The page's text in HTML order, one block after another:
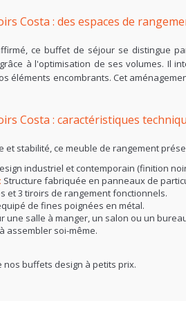
Costa : des espaces de
ce buffet de séjour se distingue
à l'optimisation de ses volumes. Il
éléments encombrants. Cet
Costa : caractéristiques
et stabilité, ce meuble de rangement
industriel et contemporain (finition
Structure fabriquée en panneaux de
et 3 tiroirs de rangement fonctionnels.
de fines poignées en métal.
une salle à manger, un salon ou un
assembler soi-même.
nosbuffets design à petits prix.